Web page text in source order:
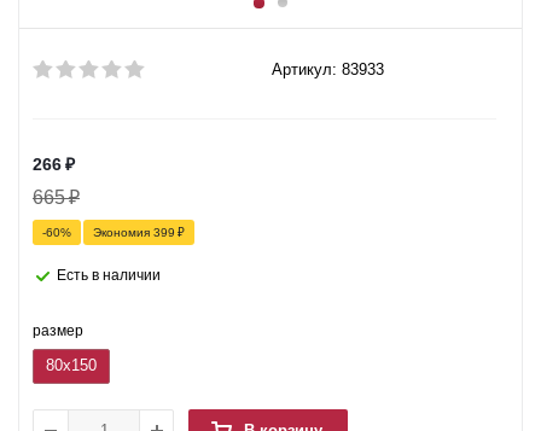
Артикул: 83933
266₽
665₽
-60% Экономия 399 ₽
Есть в наличии
размер
80x150